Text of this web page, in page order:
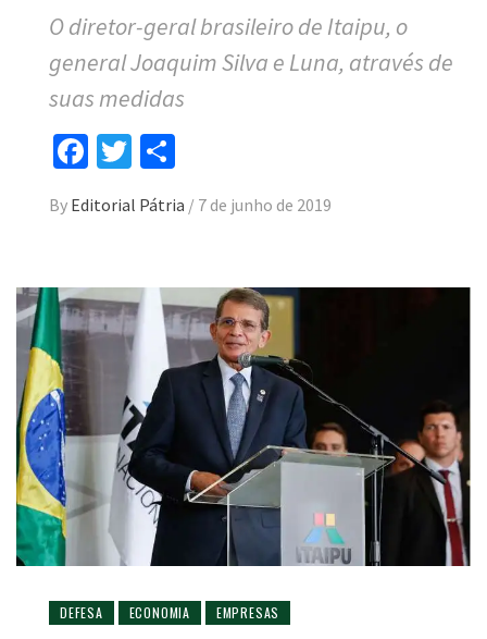
O diretor-geral brasileiro de Itaipu, o
general Joaquim Silva e Luna, através de
suas medidas
Facebook
Twitter
By Editorial Pátria / 7 de junho de 2019
DEFESA ECONOMIA EMPRESAS